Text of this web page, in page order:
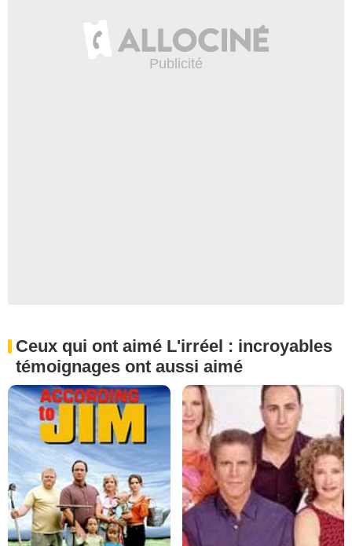
Ceux qui ont aimé L'irréel : incroyables
témoignages ont aussi aimé